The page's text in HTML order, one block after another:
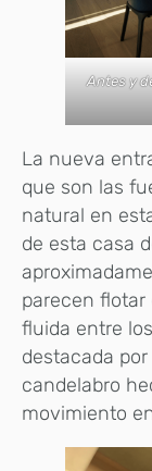
Antes y
La nueva
que son las
natural en
de esta casa
parecen
fluida entre
destacada
candelabro
movimiento